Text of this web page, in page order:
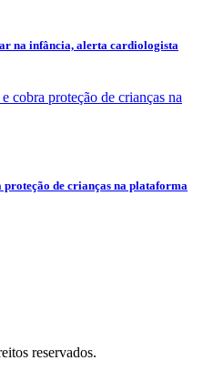
na infância, alerta cardiologista
proteção de crianças na plataforma
reservados.